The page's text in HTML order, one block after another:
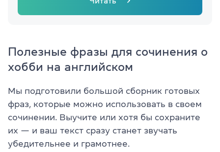
Полезные фразы для сочинения о
хобби на английском
Мы подготовили большой сборник готовых
фраз, которые можно использовать в своем
сочинении. Выучите или хотя бы сохраните
их — и ваш текст сразу станет звучать
убедительнее и грамотнее.